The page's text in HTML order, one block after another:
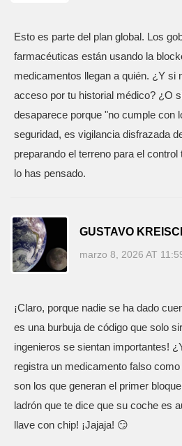
Esto es parte del plan global. Los
farmacéuticas están usando la
medicamentos llegan a quién. ¿Y si
acceso por tu historial médico? ¿O
desaparece porque "no cumple con
seguridad, es vigilancia disfrazada
preparando el terreno para el
lo has pensado.
GUSTAVO
marzo 8, 2026 AT
¡Claro, porque nadie se ha dado
es una burbuja de código que solo
ingenieros se sientan importantes!
registra un medicamento falso
son los que generan el primer
ladrón que te dice que su coche es
llave con chip! ¡Jajaja! 😏